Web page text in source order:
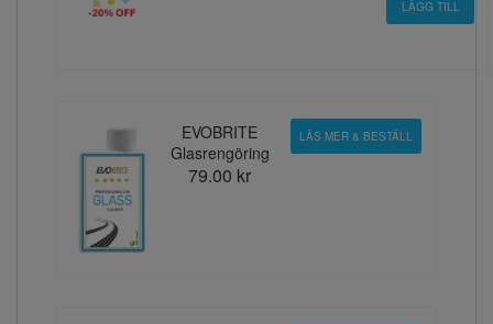
EVOBRITE
Glasrengöring
79.00 kr
LÄS MER & BESTÄLL